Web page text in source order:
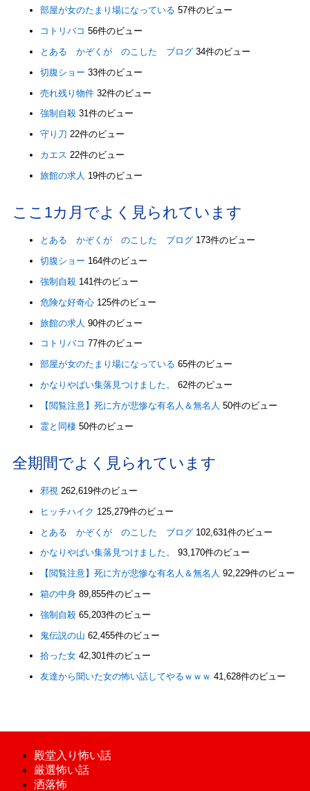
部屋が女のたまり場になっている 57件のビュー
コトリバコ 56件のビュー
とある かぞくが のこした ブログ 34件のビュー
切腹ショー 33件のビュー
売れ残り物件 32件のビュー
強制自殺 31件のビュー
守り刀 22件のビュー
カエス 22件のビュー
旅館の求人 19件のビュー
ここ1カ月でよく見られています
とある かぞくが のこした ブログ 173件のビュー
切腹ショー 164件のビュー
強制自殺 141件のビュー
危険な好奇心 125件のビュー
旅館の求人 90件のビュー
コトリバコ 77件のビュー
部屋が女のたまり場になっている 65件のビュー
かなりやばい集落見つけました。
62件のビュー
【閲覧注意】死に方が悲惨な有名人＆無名人 50件のビュー
霊と同棲 50件のビュー
全期間でよく見られています
邪視 262,619件のビュー
ヒッチハイク 125,279件のビュー
とある かぞくが のこした ブログ 102,631件のビュー
かなりやばい集落見つけました。
93,170件のビュー
【閲覧注意】死に方が悲惨な有名人＆無名人 92,229件のビュー
箱の中身 89,855件のビュー
強制自殺 65,203件のビュー
鬼伝説の山 62,455件のビュー
拾った女 42,301件のビュー
友達から聞いた女の怖い話してやるｗｗｗ 41,628件のビュー
殿堂入り怖い話
厳選怖い話
洒落怖